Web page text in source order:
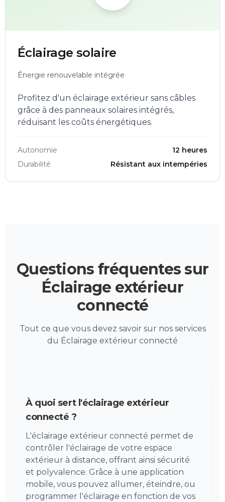
Éclairage solaire
Énergie renouvelable intégrée
Profitez d'un éclairage extérieur sans câbles
grâce à des panneaux solaires intégrés,
réduisant les coûts énergétiques.
Autonomie
12 heures
Durabilité
Résistant aux intempéries
Questions fréquentes sur
Éclairage extérieur
connecté
Tout ce que vous devez savoir sur nos services
du Éclairage extérieur connecté
À quoi sert l'éclairage extérieur
connecté ?
L'éclairage extérieur connecté permet de
contrôler l'éclairage de votre espace
extérieur à distance, offrant ainsi sécurité
et polyvalence. Grâce à une application
mobile, vous pouvez allumer, éteindre, ou
programmer l'éclairage en fonction de vos